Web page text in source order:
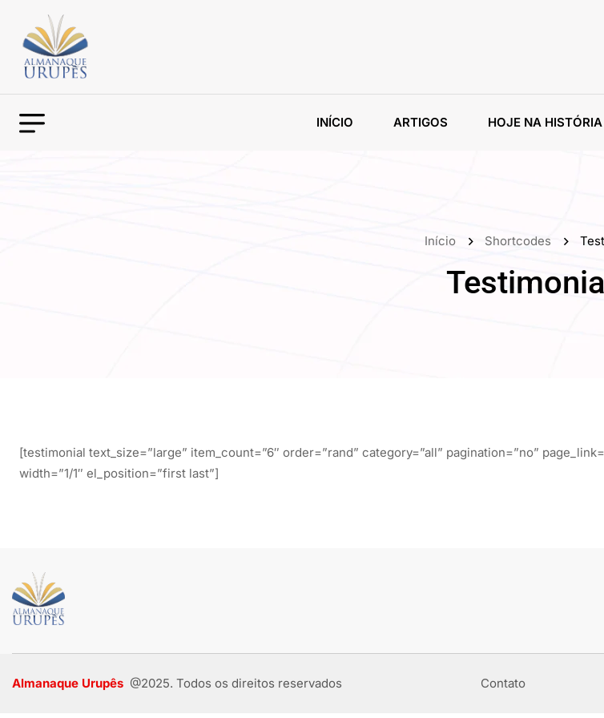
INÍCIO ARTIGOS HOJE NA HISTÓRIA
Início Shortcodes
[testimonial text_size=”large” item_count=”6″ order=”rand” category=”all” pagination=”no”
width=”1/1″ el_position=”first last”]
Almanaque Urupês @2025. Todos os direitos reservados Contato